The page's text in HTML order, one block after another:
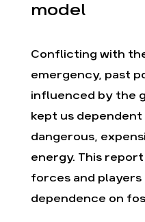
Nos alliés
Agir
S'engager sur le terrain
Agir au quotidien
Soutenir les campagnes
Transmettre tout ou
partie de son
patrimoine
model
Conflicting with
emergency, past
influenced by the
kept us
dangerous,
energy. This
forces and players
dependence on